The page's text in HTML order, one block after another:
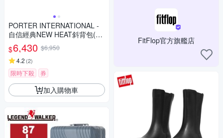
PORTER INTERNATIONAL -
自信經典NEW HEAT斜背包(S)
- 黑
$6,430 $6,950
4.2 (2)
限時下殺 券
加入購物車
FitFlop官方旗艦店